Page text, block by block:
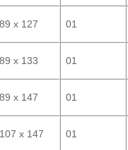
89 x 127 01
89 x 133 01
89 x 147 01
107 x 147 01